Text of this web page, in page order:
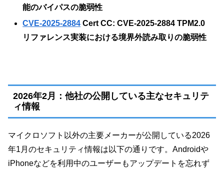
能のバイパスの脆弱性
CVE-2025-2884 Cert CC: CVE-2025-2884 TPM2.0
リファレンス実装における境界外読み取りの脆弱性
2026年2月：他社の公開している主なセキュリテ
ィ情報
マイクロソフト以外の主要メーカーが公開している2026
年1月のセキュリティ情報は以下の通りです。Androidや
iPhoneなどを利用中のユーザーもアップデートを忘れず